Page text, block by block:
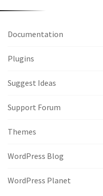
Documentation
Plugins
Suggest Ideas
Support Forum
Themes
WordPress Blog
WordPress Planet